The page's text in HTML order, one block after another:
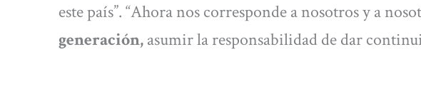
este país”. “Ahora nos corresponde a nosotros y a
generación,asumir la responsabilidad de dar